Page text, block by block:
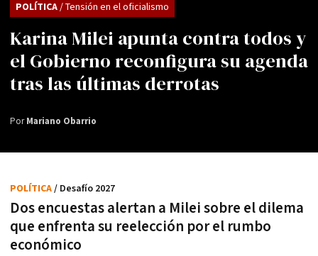
Karina Milei apunta contra todos y
el Gobierno reconfigura su agenda
tras las últimas derrotas
POLÍTICA/ Tensión en el oficialismo
PorMariano Obarrio
Dos encuestas alertan a Milei sobre el dilema
que enfrenta su reelección por el rumbo
económico
POLÍTICA/ Desafío 2027